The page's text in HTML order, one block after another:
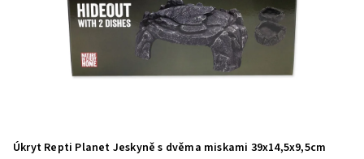
Úkryt Repti Planet Jeskyně s dvěma miskami 39x14,5x9,5cm